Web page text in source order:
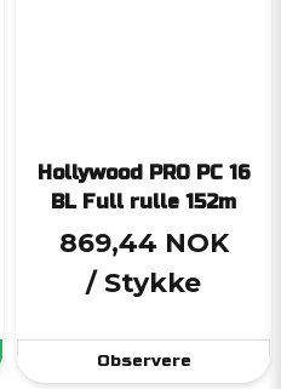
Hollywood PRO PC 16
BL Full rulle 152m
869,44 NOK
/ Stykke
Observere